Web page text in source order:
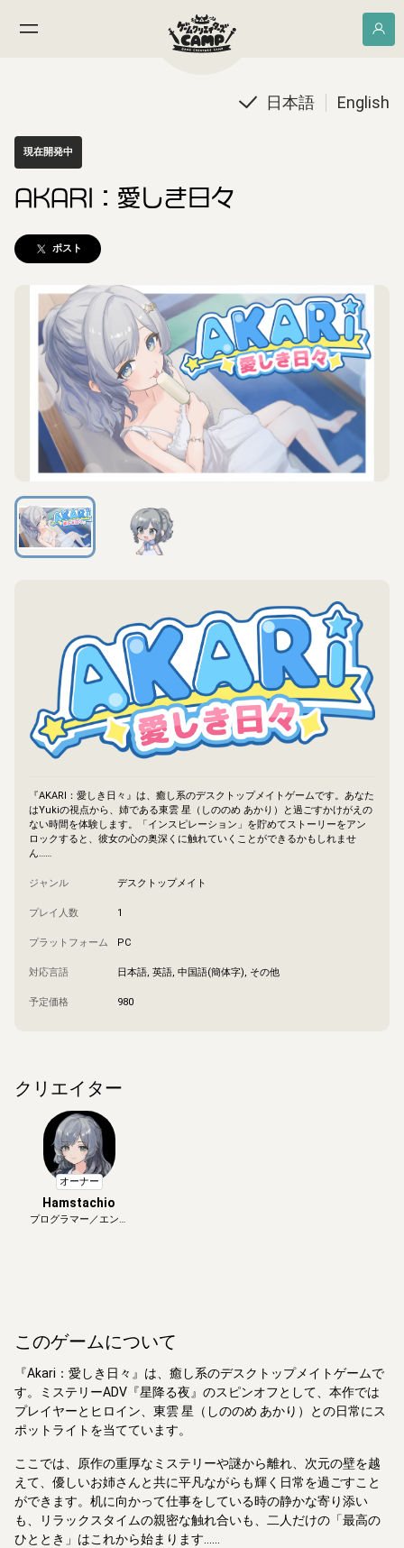
日本語 English
現在開発中
AKARI：愛しき日々
ポスト
『AKARI：愛しき日々』は、癒し系のデスクトップメイトゲームです。あなた
はYukiの視点から、姉である東雲 星（しののめ あかり）と過ごすかけがえの
ない時間を体験します。「インスピレーション」を貯めてストーリーをアン
ロックすると、彼女の心の奥深くに触れていくことができるかもしれませ
ん……
ジャンル デスクトップメイト
プレイ人数 1
プラットフォーム PC
対応言語 日本語, 英語, 中国語(簡体字), その他
予定価格 980
クリエイター
オーナー
Hamstachio
プログラマー／エンジ
このゲームについて
『Akari：愛しき日々』は、癒し系のデスクトップメイトゲームで
す。ミステリーADV『星降る夜』のスピンオフとして、本作では
プレイヤーとヒロイン、東雲 星（しののめ あかり）との日常にス
ポットライトを当てています。
ここでは、原作の重厚なミステリーや謎から離れ、次元の壁を越
えて、優しいお姉さんと共に平凡ながらも輝く日常を過ごすこと
ができます。机に向かって仕事をしている時の静かな寄り添い
も、リラックスタイムの親密な触れ合いも、二人だけの「最高の
ひととき」はこれから始まります……